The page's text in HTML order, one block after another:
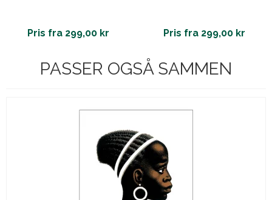
Pris fra 299,00 kr Pris fra 299,00 kr
PASSER OGSÅ SAMMEN